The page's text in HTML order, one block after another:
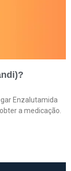
Enzalutamida
a medicação.